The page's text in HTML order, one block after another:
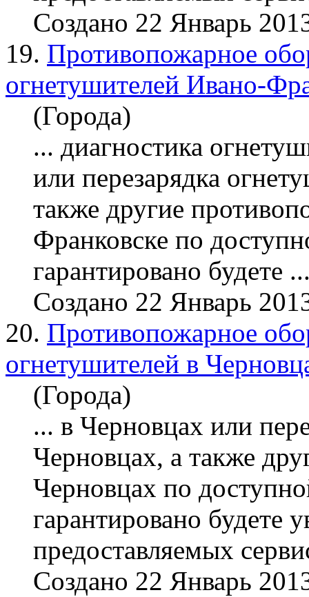
Создано 22 Январь
19. Противопожарное
огнетушителей Ивано-
(Города)
... диагностика
или перезарядка
также другие
Франковске по
гарантировано будете
Создано 22 Январь
20. Противопожарное
огнетушителей в
(Города)
... в Черновцах или
Черновцах, а также
Черновцах по
гарантировано будете
предоставляемых
Создано 22 Январь